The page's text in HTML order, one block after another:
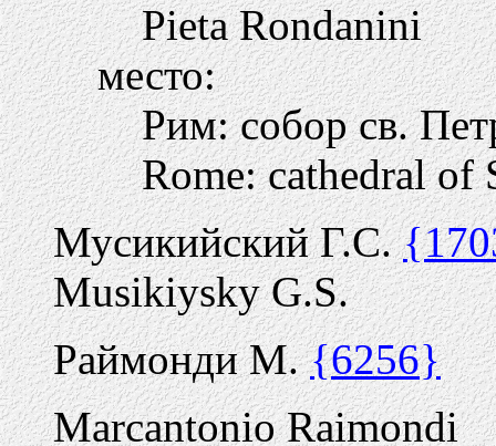
Pieta Rondanini
место:
Рим: собор св.
Rome: cathedral of
Мусикийский Г.С.
Musikiysky G.S.
Раймонди М.{6256}
Marcantonio Raimondi